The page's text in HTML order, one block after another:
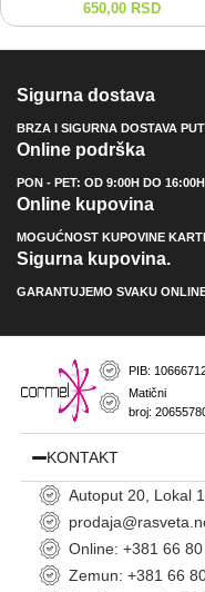
650,00 RSD
Sigurna dostava
BRZA I SIGURNA DOSTAVA
Online podrška
PON - PET: OD 9:00H DO 16:00H
Online kupovina
MOGUĆNOST KUPOVINE
Sigurna kupovina.
GARANTUJEMO SVAKU
PIB:
Matični
broj:
KONTAKT
Autoput 20, Lokal
Online: +381 66
Zemun: +381 66